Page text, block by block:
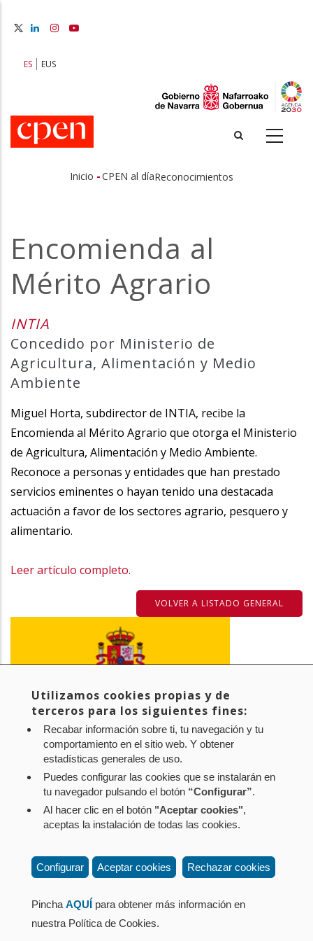
principal
ES EUS
de
ayuda
la
navegación
Inicio -CPEN al díaReconocimientos
Encomienda al
Mérito Agrario
INTIA
Concedido por Ministerio de
Agricultura, Alimentación y Medio
Ambiente
Miguel Horta, subdirector de INTIA, recibe la
Encomienda al Mérito Agrario que otorga el Ministerio
de Agricultura, Alimentación y Medio Ambiente.
Reconoce a personas y entidades que han prestado
servicios eminentes o hayan tenido una destacada
actuación a favor de los sectores agrario, pesquero y
alimentario.
Leer artículo completo.
Política de privacidad
Política de cookies
Contacto: Paseo de Sarasate nº 38, 2º Dcha - 31001
Pamplona (Navarra) Tel.: 848 42 08 72
corporacion@cpen.es
Utilizamos cookies propias y de
terceros para los siguientes fines:
Recabar información sobre ti, tu navegación y tu
comportamiento en el sitio web. Y obtener
estadísticas generales de uso.
Puedes configurar las cookies que se instalarán en
tu navegador pulsando el botón “Configurar”.
Al hacer clic en el botón "Aceptar cookies",
aceptas la instalación de todas las cookies.
Configurar Aceptar cookies Rechazar cookies
Pincha AQUÍ para obtener más información en
nuestra Política de Cookies.